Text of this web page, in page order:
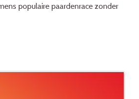
populaire paardenrace zonder